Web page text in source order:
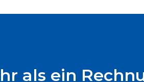
als ein